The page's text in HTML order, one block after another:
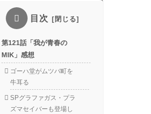
目次
第121話「我が青春の
MIK」感想
ゴーハ堂がムツバ町を
牛耳る
SPグラファガス・プラ
ズマセイバーも登場し